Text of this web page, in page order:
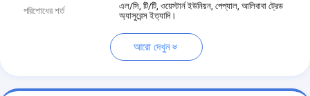
পরিশোধের শর্ত
এল/সি, টি/টি, ওয়েস্টার্ন ইউনিয়ন, পেপ্যাল, আলিবাবা ট্রেড
অ্যাসুরেন্স ইত্যাদি।
আরো দেখুন